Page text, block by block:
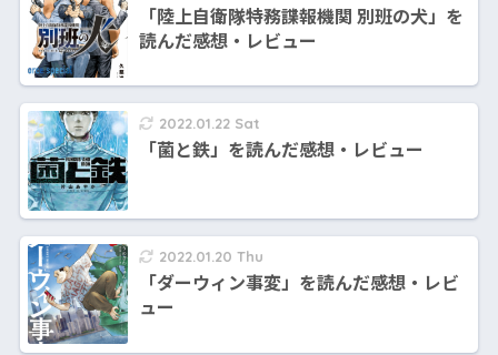
「陸上自衛隊特務諜報機関 別班の犬」を
読んだ感想・レビュー
2022.01.22 Sat
「菌と鉄」を読んだ感想・レビュー
2022.01.20 Thu
「ダーウィン事変」を読んだ感想・レビ
ュー